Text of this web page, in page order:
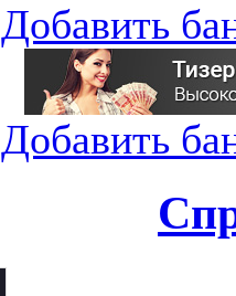
Добавить
Добавить